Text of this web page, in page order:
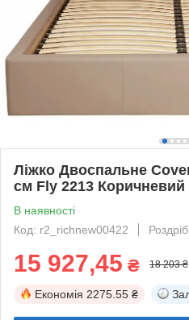
Ліжко Двоспальне
см Fly 2213 Коричневий
В наявності
Код: r2_richnew00422
Роздріб
15 927,45 ₴ 18 203 ₴
Економія 2275.55 ₴